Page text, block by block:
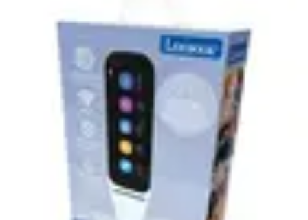
Stratégies de TelprospectionStratégies et
Formation et DéveloppementAnalyse et Évaluation
Tel Prospection